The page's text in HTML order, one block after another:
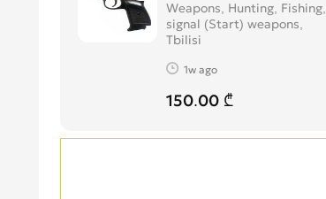
Weapons, Hunting, Fishing,
signal (Start) weapons
Tbilisi
1w ago
150.00 ₾